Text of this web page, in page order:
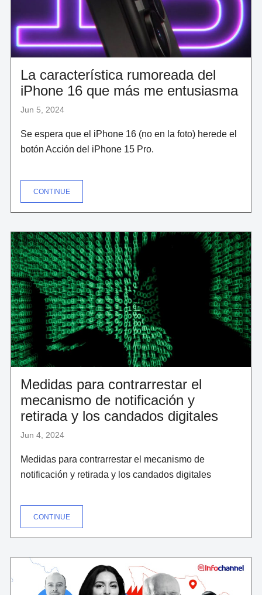
SALE
PERDIENDO)"
La característica rumoreada del
iPhone 16 que más me entusiasma
Jun 5, 2024
Se espera que el iPhone 16 (no en la foto) herede el
botón Acción del iPhone 15 Pro.
CONTINUE"LA
RUMOREADA
DEL
QUE
MÁS
ME
ENTUSIASMA"
Medidas para contrarrestar el
mecanismo de notificación y
retirada y los candados digitales
Jun 4, 2024
Medidas para contrarrestar el mecanismo de
notificación y retirada y los candados digitales
CONTINUE"MEDIDAS
CONTRARRESTAR
EL
NOTIFICACIÓN
RETIRADA
LOS